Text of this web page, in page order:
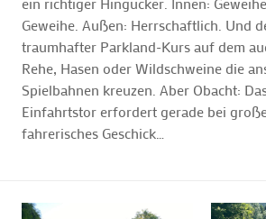
Geweihe. Außen: Herrschaftlich. Und
traumhafter Parkland-Kurs auf dem
Rehe, Hasen oder Wildschweine die
Spielbahnen kreuzen. Aber Obacht:
Einfahrtstor erfordert gerade bei
fahrerisches Geschick…